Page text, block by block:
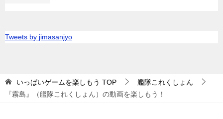
Tweets by jimasanjyo
いっぱいゲームを楽しもう TOP
艦隊これくしょん
『霧島』（艦隊これくしょん）の動画を楽しもう！